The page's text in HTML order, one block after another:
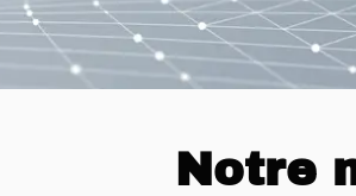
Notre